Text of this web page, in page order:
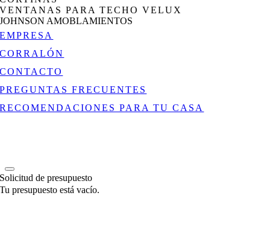
VENTANAS PARA TECHO VELUX
JOHNSON AMOBLAMIENTOS
EMPRESA
CORRALÓN
CONTACTO
PREGUNTAS FRECUENTES
RECOMENDACIONES PARA TU CASA
Solicitud de presupuesto
Tu presupuesto está vacío.